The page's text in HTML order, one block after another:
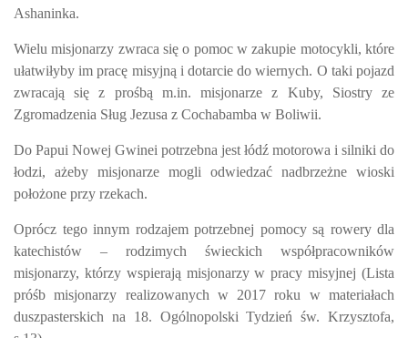
Ashaninka.
Wielu misjonarzy zwraca się o pomoc w zakupie motocykli, które
ułatwiłyby im pracę misyjną i dotarcie do wiernych. O taki pojazd
zwracają się z prośbą m.in. misjonarze z Kuby, Siostry ze
Zgromadzenia Sług Jezusa z Cochabamba w Boliwii.
Do Papui Nowej Gwinei potrzebna jest łódź motorowa i silniki do
łodzi, ażeby misjonarze mogli odwiedzać nadbrzeżne wioski
położone przy rzekach.
Oprócz tego innym rodzajem potrzebnej pomocy są rowery dla
katechistów – rodzimych świeckich współpracowników
misjonarzy, którzy wspierają misjonarzy w pracy misyjnej (Lista
próśb misjonarzy realizowanych w 2017 roku w materiałach
duszpasterskich na 18. Ogólnopolski Tydzień św. Krzysztofa,